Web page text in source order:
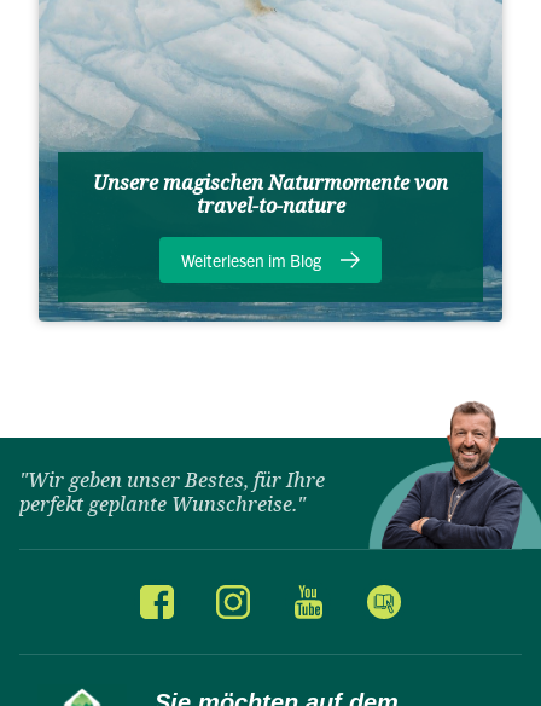
Unsere magischen Naturmomente von
travel-to-nature
Weiterlesen im Blog
"Wir geben unser Bestes, für Ihre
perfekt geplante Wunschreise."